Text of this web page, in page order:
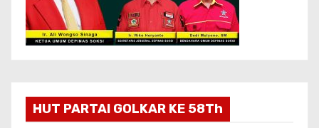
HUT PARTAI GOLKAR KE 58Th